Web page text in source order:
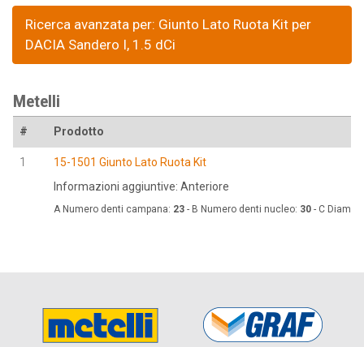
Ricerca avanzata per: Giunto Lato Ruota Kit per
DACIA Sandero I, 1.5 dCi
Metelli
# Prodotto
1
15-1501 Giunto Lato Ruota Kit
Informazioni aggiuntive: Anteriore
A Numero denti campana: 23 - B Numero denti nucleo: 30 - C